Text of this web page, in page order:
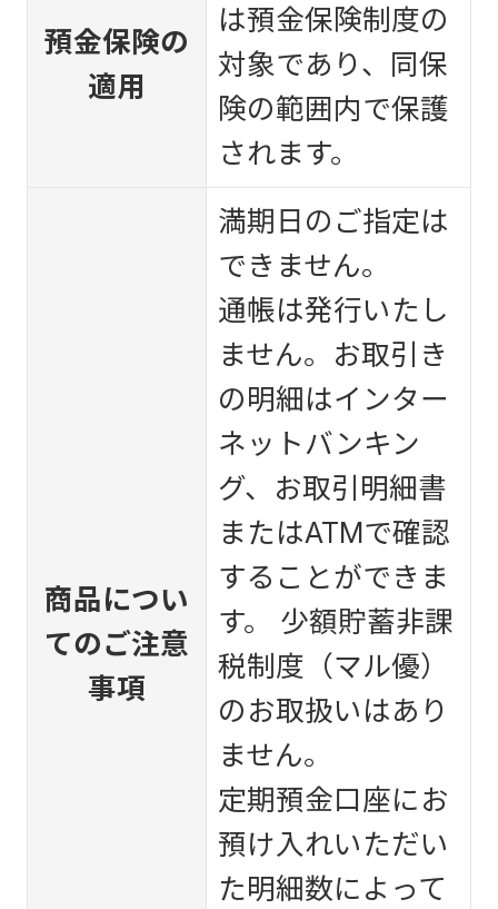
預金保険の
適用
は預金保険制度の
対象であり、同保
険の範囲内で保護
されます。
商品につい
てのご注意
事項
満期日のご指定は
できません。
通帳は発行いたし
ません。お取引き
の明細はインター
ネットバンキン
グ、お取引明細書
またはATMで確認
することができま
す。 少額貯蓄非課
税制度（マル優）
のお取扱いはあり
ません。
定期預金口座にお
預け入れいただい
た明細数によって